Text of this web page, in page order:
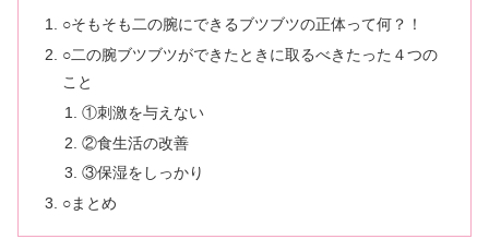
○そもそも二の腕にできるブツブツの正体って何？！
○二の腕ブツブツができたときに取るべきたった４つの
こと
①刺激を与えない
②食生活の改善
③保湿をしっかり
○まとめ